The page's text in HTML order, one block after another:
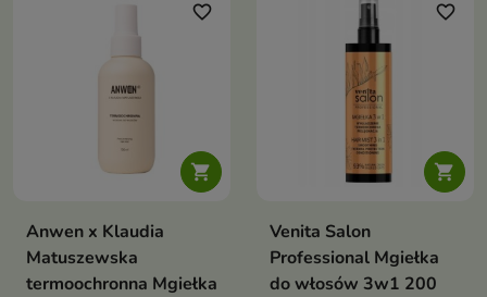

favorite_border
Anwen x Klaudia
Matuszewska
termoochronna Mgiełka

favorite_border
Venita Salon
Professional Mgiełka
do włosów 3w1 200